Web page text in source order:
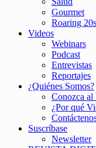
Gourmet
Roaring 20s
Videos
Webinars
Podcast
Entrevistas
Reportajes
¿Quiénes Somos?
Conozca al
¿Por qué
Suscríbase
Newsletter